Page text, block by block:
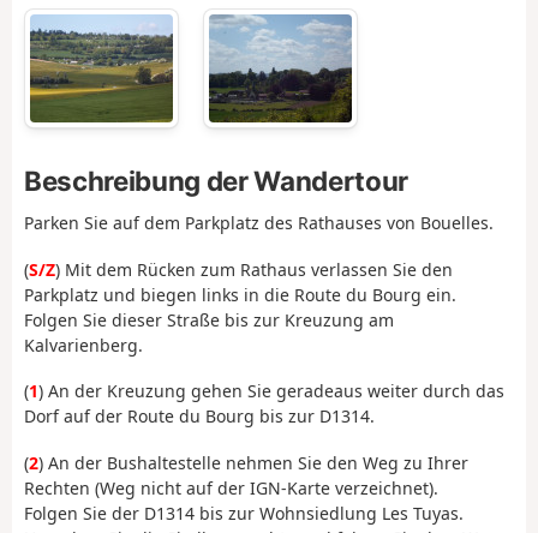
Beschreibung der Wandertour
Parken Sie auf dem Parkplatz des Rathauses von Bouelles.
(S/Z) Mit dem Rücken zum Rathaus verlassen Sie den
Parkplatz und biegen links in die Route du Bourg ein.
Folgen Sie dieser Straße bis zur Kreuzung am
Kalvarienberg.
(1) An der Kreuzung gehen Sie geradeaus weiter durch das
Dorf auf der Route du Bourg bis zur D1314.
(2) An der Bushaltestelle nehmen Sie den Weg zu Ihrer
Rechten (Weg nicht auf der IGN-Karte verzeichnet).
Folgen Sie der D1314 bis zur Wohnsiedlung Les Tuyas.